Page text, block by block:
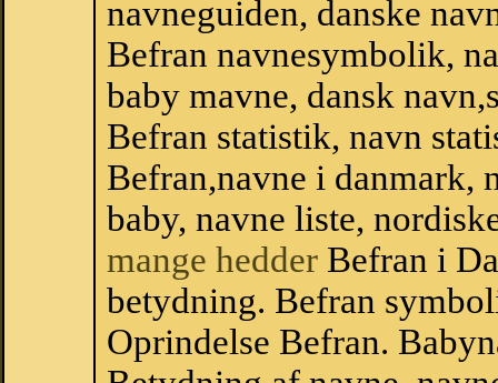
navneguiden, danske
Befran navnesymbolik,
baby mavne, dansk
Befran statistik, navn
Befran,navne i danmark,
baby, navne liste,
mange hedder Befran i
betydning. Befran
Oprindelse Befran.